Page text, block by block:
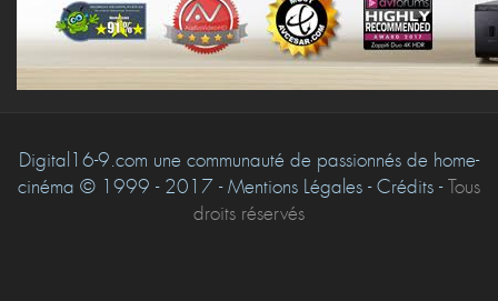
Digital16-9.com une communauté de passionnés de home-
cinéma © 1999 - 2017 - Mentions Légales - Crédits -Tous
droits réservés